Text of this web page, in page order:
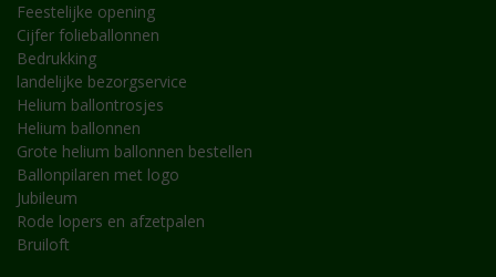
Feestelijke opening
Cijfer folieballonnen
Bedrukking
landelijke bezorgservice
Helium ballontrosjes
Helium ballonnen
Grote helium ballonnen bestellen
Ballonpilaren met logo
Jubileum
Rode lopers en afzetpalen
Bruiloft